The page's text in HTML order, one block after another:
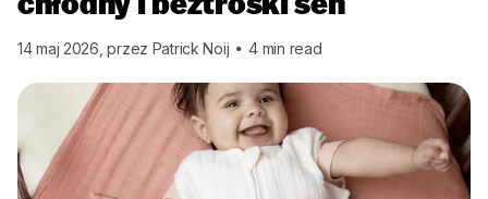
chłodny i beztroski sen
14 maj 2026 , przez Patrick Noij 4 min read